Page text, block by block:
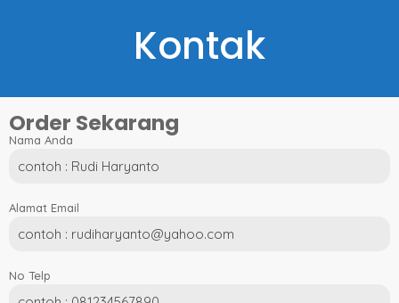
Kontak
Order Sekarang
Nama Anda
Alamat Email
No Telp